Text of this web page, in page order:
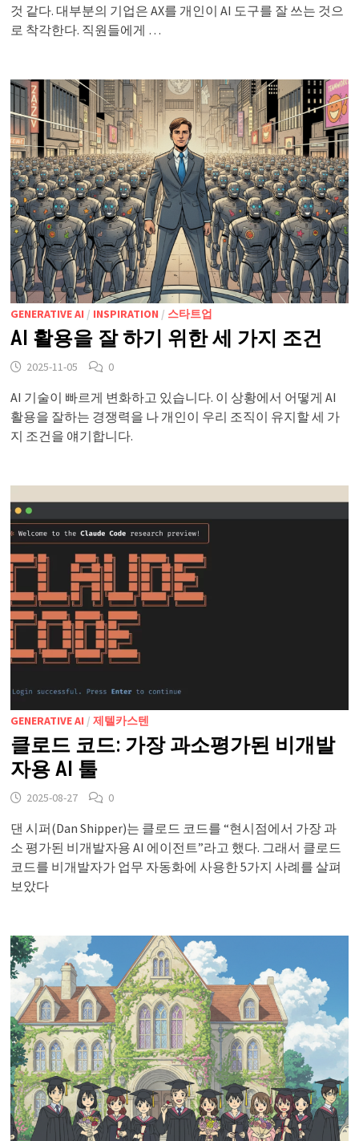
것 같다. 대부분의 기업은 AX를 개인이 AI 도구를 잘 쓰는 것으
로 착각한다. 직원들에게 …
GENERATIVE AI / INSPIRATION / 스타트업
AI 활용을 잘 하기 위한 세 가지 조건
2025-11-05 0
AI 기술이 빠르게 변화하고 있습니다. 이 상황에서 어떻게 AI
활용을 잘하는 경쟁력을 나 개인이 우리 조직이 유지할 세 가
지 조건을 얘기합니다.
GENERATIVE AI /제텔카스텐
클로드 코드: 가장 과소평가된 비개발
자용 AI 툴
2025-08-27 0
댄 시퍼(Dan Shipper)는 클로드 코드를 “현시점에서 가장 과
소 평가된 비개발자용 AI 에이전트”라고 했다. 그래서 클로드
코드를 비개발자가 업무 자동화에 사용한 5가지 사례를 살펴
보았다